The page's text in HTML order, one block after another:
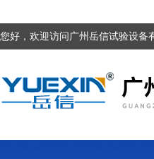
您好，欢迎访问广州岳信试验设备